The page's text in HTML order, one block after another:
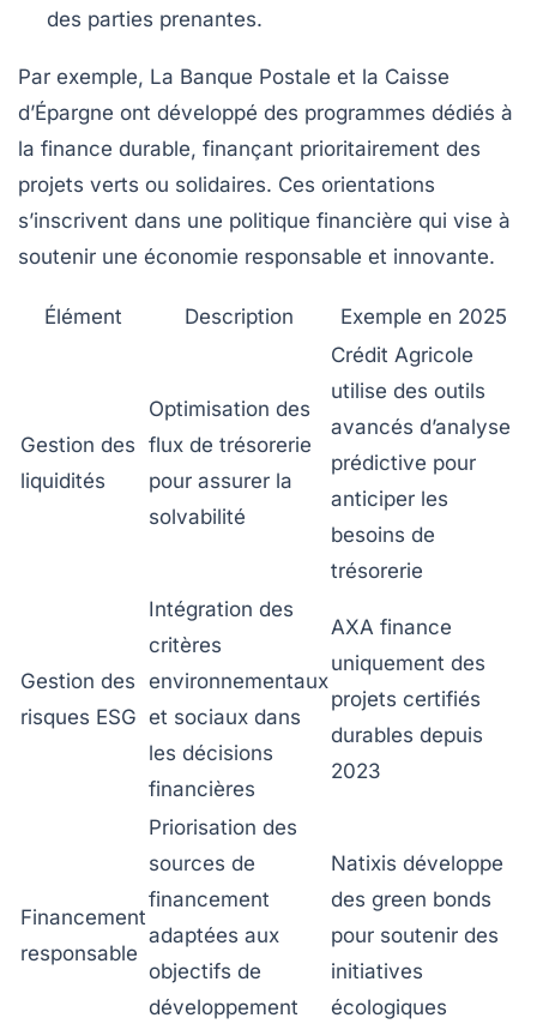
des parties prenantes.
Par exemple, La Banque Postale et la Caisse
d’Épargne ont développé des programmes dédiés à
la finance durable, finançant prioritairement des
projets verts ou solidaires. Ces orientations
s’inscrivent dans une politique financière qui vise à
soutenir une économie responsable et innovante.
Élément Description Exemple en 2025
Gestion des
liquidités
Optimisation des
flux de trésorerie
pour assurer la
solvabilité
Crédit Agricole
utilise des outils
avancés d’analyse
prédictive pour
anticiper les
besoins de
trésorerie
Gestion des
risques ESG
Intégration des
critères
environnementaux
et sociaux dans
les décisions
financières
AXA finance
uniquement des
projets certifiés
durables depuis
2023
Financement
responsable
Priorisation des
sources de
financement
adaptées aux
objectifs de
développement
Natixis développe
des green bonds
pour soutenir des
initiatives
écologiques